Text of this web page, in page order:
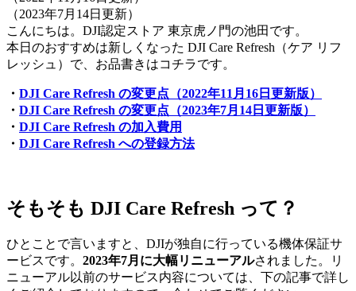
（2023年7月14日更新）
こんにちは。DJI認定ストア 東京虎ノ門の池田です。
本日のおすすめは新しくなった DJI Care Refresh（ケア リフ
レッシュ）で、お品書きはコチラです。
・ DJI Care Refresh の変更点（2022年11月16日更新版）
・ DJI Care Refresh の変更点（2023年7月14日更新版）
・ DJI Care Refresh の加入費用
・ DJI Care Refresh への登録方法
そもそも DJI Care Refresh って？
ひとことで言いますと、DJIが独自に行っている機体保証サ
ービスです。 2023年7月に大幅リニューアルされました。リ
ニューアル以前のサービス内容については、下の記事で詳し